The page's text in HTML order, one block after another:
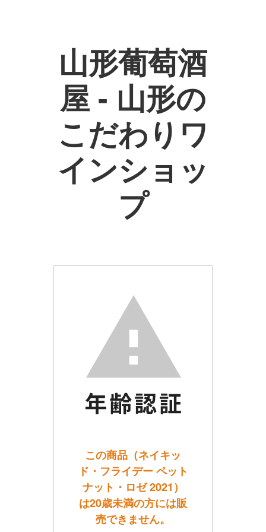
山形葡萄酒
屋 - 山形の
こだわりワ
インショッ
プ
この商品（ネイキッ
ド・フライデー ペット
ナット・ロゼ 2021）
は20歳未満の方には販
売できません。